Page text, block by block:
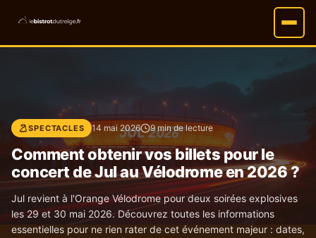
SPECTACLES 14 mai 2026 9 min de lecture
Comment obtenir vos billets pour le
concert de Jul au Vélodrome en 2026 ?
Jul revient à l'Orange Vélodrome pour deux soirées explosives
les 29 et 30 mai 2026. Découvrez toutes les informations
essentielles pour ne rien rater de cet événement majeur : dates,